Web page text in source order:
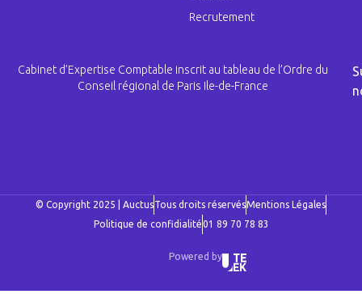
Recrutement
Cabinet d’Expertise Comptable inscrit au tableau de l’Ordre du
Conseil régional de Paris Ile-de-France
© Copyright 2025 | AuctusTous droits réservésMentions Légales
Politique de confidialité01 89 70 78 83
Powered by